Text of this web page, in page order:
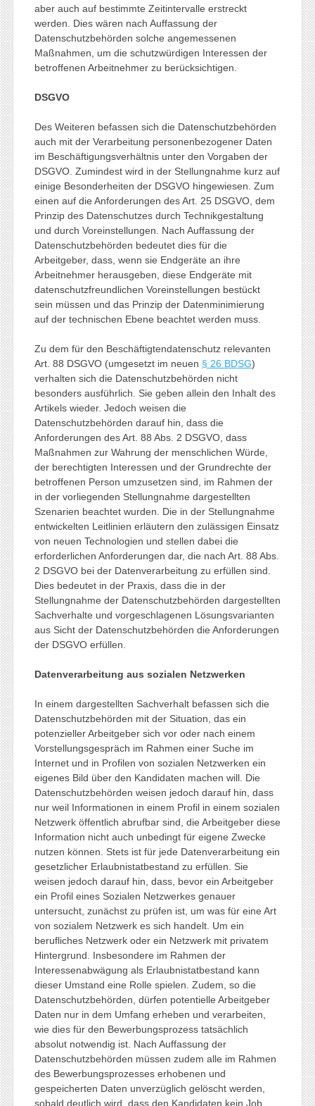
aber auch auf bestimmte Zeitintervalle erstreckt
werden. Dies wären nach Auffassung der
Datenschutzbehörden solche angemessenen
Maßnahmen, um die schutzwürdigen Interessen der
betroffenen Arbeitnehmer zu berücksichtigen.
DSGVO
Des Weiteren befassen sich die Datenschutzbehörden
auch mit der Verarbeitung personenbezogener Daten
im Beschäftigungsverhältnis unter den Vorgaben der
DSGVO. Zumindest wird in der Stellungnahme kurz auf
einige Besonderheiten der DSGVO hingewiesen. Zum
einen auf die Anforderungen des Art. 25 DSGVO, dem
Prinzip des Datenschutzes durch Technikgestaltung
und durch Voreinstellungen. Nach Auffassung der
Datenschutzbehörden bedeutet dies für die
Arbeitgeber, dass, wenn sie Endgeräte an ihre
Arbeitnehmer herausgeben, diese Endgeräte mit
datenschutzfreundlichen Voreinstellungen bestückt
sein müssen und das Prinzip der Datenminimierung
auf der technischen Ebene beachtet werden muss.
Zu dem für den Beschäftigtendatenschutz relevanten
Art. 88 DSGVO (umgesetzt im neuen § 26 BDSG)
verhalten sich die Datenschutzbehörden nicht
besonders ausführlich. Sie geben allein den Inhalt des
Artikels wieder. Jedoch weisen die
Datenschutzbehörden darauf hin, dass die
Anforderungen des Art. 88 Abs. 2 DSGVO, dass
Maßnahmen zur Wahrung der menschlichen Würde,
der berechtigten Interessen und der Grundrechte der
betroffenen Person umzusetzen sind, im Rahmen der
in der vorliegenden Stellungnahme dargestellten
Szenarien beachtet wurden. Die in der Stellungnahme
entwickelten Leitlinien erläutern den zulässigen Einsatz
von neuen Technologien und stellen dabei die
erforderlichen Anforderungen dar, die nach Art. 88 Abs.
2 DSGVO bei der Datenverarbeitung zu erfüllen sind.
Dies bedeutet in der Praxis, dass die in der
Stellungnahme der Datenschutzbehörden dargestellten
Sachverhalte und vorgeschlagenen Lösungsvarianten
aus Sicht der Datenschutzbehörden die Anforderungen
der DSGVO erfüllen.
Datenverarbeitung aus sozialen Netzwerken
In einem dargestellten Sachverhalt befassen sich die
Datenschutzbehörden mit der Situation, das ein
potenzieller Arbeitgeber sich vor oder nach einem
Vorstellungsgespräch im Rahmen einer Suche im
Internet und in Profilen von sozialen Netzwerken ein
eigenes Bild über den Kandidaten machen will. Die
Datenschutzbehörden weisen jedoch darauf hin, dass
nur weil Informationen in einem Profil in einem sozialen
Netzwerk öffentlich abrufbar sind, die Arbeitgeber diese
Information nicht auch unbedingt für eigene Zwecke
nutzen können. Stets ist für jede Datenverarbeitung ein
gesetzlicher Erlaubnistatbestand zu erfüllen. Sie
weisen jedoch darauf hin, dass, bevor ein Arbeitgeber
ein Profil eines Sozialen Netzwerkes genauer
untersucht, zunächst zu prüfen ist, um was für eine Art
von sozialem Netzwerk es sich handelt. Um ein
berufliches Netzwerk oder ein Netzwerk mit privatem
Hintergrund. Insbesondere im Rahmen der
Interessenabwägung als Erlaubnistatbestand kann
dieser Umstand eine Rolle spielen. Zudem, so die
Datenschutzbehörden, dürfen potentielle Arbeitgeber
Daten nur in dem Umfang erheben und verarbeiten,
wie dies für den Bewerbungsprozess tatsächlich
absolut notwendig ist. Nach Auffassung der
Datenschutzbehörden müssen zudem alle im Rahmen
des Bewerbungsprozesses erhobenen und
gespeicherten Daten unverzüglich gelöscht werden,
sobald deutlich wird, dass den Kandidaten kein Job